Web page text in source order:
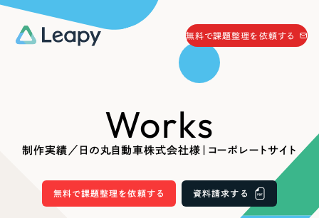
無料で課題整理を依頼する
058-215-0066
24時間受付
資料請求する
Company
制作実績／日の丸自動車株式会社様｜コーポレートサイト
Works
無料で課題整理を依頼する 資料請求する